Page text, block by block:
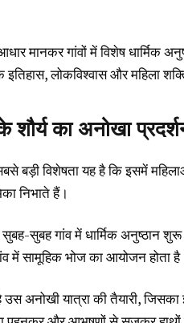
मानकर गांवों में विशेष धार्मिक
इतिहास, लोकविश्वास और महिला
शौर्य का अनोखा
बड़ी विशेषता यह है कि इसमें
निभाते हैं।
सुबह-सुबह गांव में धार्मिक अनुष्ठान
में सामूहिक भोज का आयोजन होता
उस अनोखी यात्रा की तैयारी,